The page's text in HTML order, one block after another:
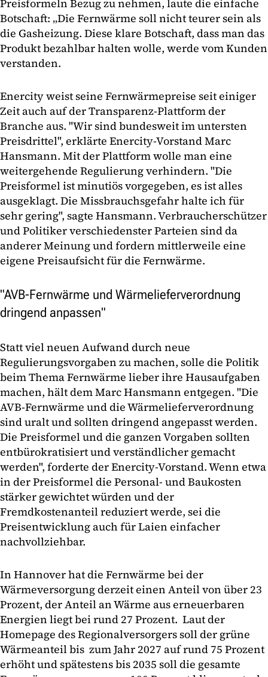
Preisformeln Bezug zu nehmen, laute die einfache
Botschaft: „Die Fernwärme soll nicht teurer sein als
die Gasheizung. Diese klare Botschaft, dass man das
Produkt bezahlbar halten wolle, werde vom Kunden
verstanden.
Enercity weist seine Fernwärmepreise seit einiger
Zeit auch auf der Transparenz-Plattform der
Branche aus. "Wir sind bundesweit im untersten
Preisdrittel", erklärte Enercity-Vorstand Marc
Hansmann. Mit der Plattform wolle man eine
weitergehende Regulierung verhindern. "Die
Preisformel ist minutiös vorgegeben, es ist alles
ausgeklagt. Die Missbrauchsgefahr halte ich für
sehr gering", sagte Hansmann. Verbraucherschützer
und Politiker verschiedenster Parteien sind da
anderer Meinung und fordern mittlerweile eine
eigene Preisaufsicht für die Fernwärme.
"AVB-Fernwärme und Wärmelieferverordnung
dringend anpassen"
Statt viel neuen Aufwand durch neue
Regulierungsvorgaben zu machen, solle die Politik
beim Thema Fernwärme lieber ihre Hausaufgaben
machen, hält dem Marc Hansmann entgegen. "Die
AVB-Fernwärme und die Wärmelieferverordnung
sind uralt und sollten dringend angepasst werden.
Die Preisformel und die ganzen Vorgaben sollten
entbürokratisiert und verständlicher gemacht
werden", forderte der Enercity-Vorstand. Wenn etwa
in der Preisformel die Personal- und Baukosten
stärker gewichtet würden und der
Fremdkostenanteil reduziert werde, sei die
Preisentwicklung auch für Laien einfacher
nachvollziehbar.
In Hannover hat die Fernwärme bei der
Wärmeversorgung derzeit einen Anteil von über 23
Prozent, der Anteil an Wärme aus erneuerbaren
Energien liegt bei rund 27 Prozent. Laut der
Homepage des Regionalversorgers soll der grüne
Wärmeanteil bis zum Jahr 2027 auf rund 75 Prozent
erhöht und spätestens bis 2035 soll die gesamte